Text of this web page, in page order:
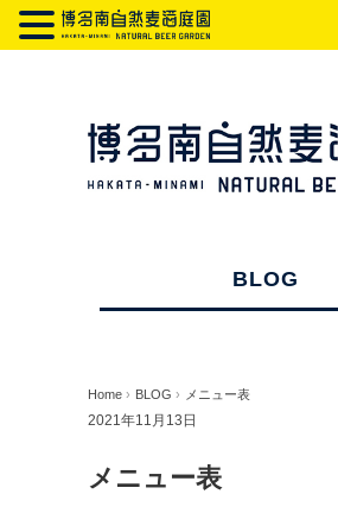
BLOG
Home › BLOG › メニュー表
2021年11月13日
メニュー表